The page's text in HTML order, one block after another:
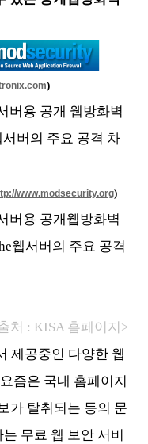
)
버용 공개 웹방화벽
버의 주요 공격 차
www.modsecurity.org)
버용 공개웹방화벽
웹서버의 주요 공격
처 : KISA 홈페이지>
제공중인 다양한 웹
즘은 국내 홈페이지
가 탈취되는 등의 문
무료 웹 보안 서비